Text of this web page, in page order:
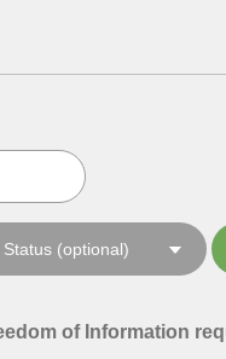
of Information